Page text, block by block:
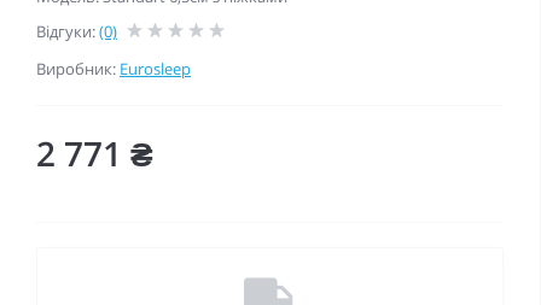
Відгуки:(0)
Виробник: Eurosleep
2 771 ₴